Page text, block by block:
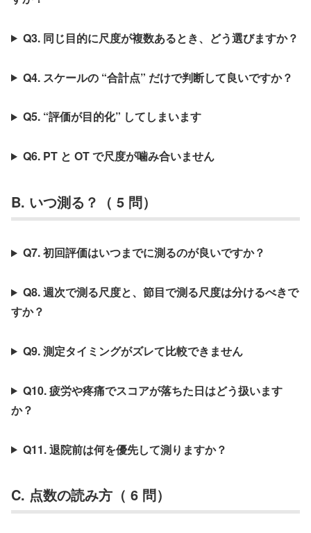
Q3. 同じ目的に尺度が複数あるとき、どう選びますか？
Q4. スケールの “合計点” だけで判断して良いですか？
Q5. “評価が目的化” してしまいます
Q6. PT と OT で尺度が噛み合いません
B. いつ測る？（ 5 問）
Q7. 初回評価はいつまでに測るのが良いですか？
Q8. 週次で測る尺度と、節目で測る尺度は分けるべきで
すか？
Q9. 測定タイミングがズレて比較できません
Q10. 疲労や疼痛でスコアが落ちた日はどう扱います
か？
Q11. 退院前は何を優先して測りますか？
C. 点数の読み方（ 6 問）